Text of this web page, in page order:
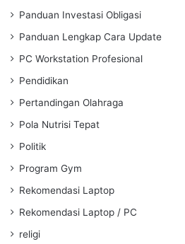
Panduan Investasi Obligasi
Panduan Lengkap Cara Update
PC Workstation Profesional
Pendidikan
Pertandingan Olahraga
Pola Nutrisi Tepat
Politik
Program Gym
Rekomendasi Laptop
Rekomendasi Laptop / PC
religi